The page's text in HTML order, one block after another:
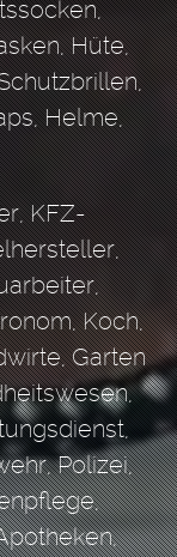
Hüte,
Helme,
KFZ-
Koch,
Garten
Polizei,